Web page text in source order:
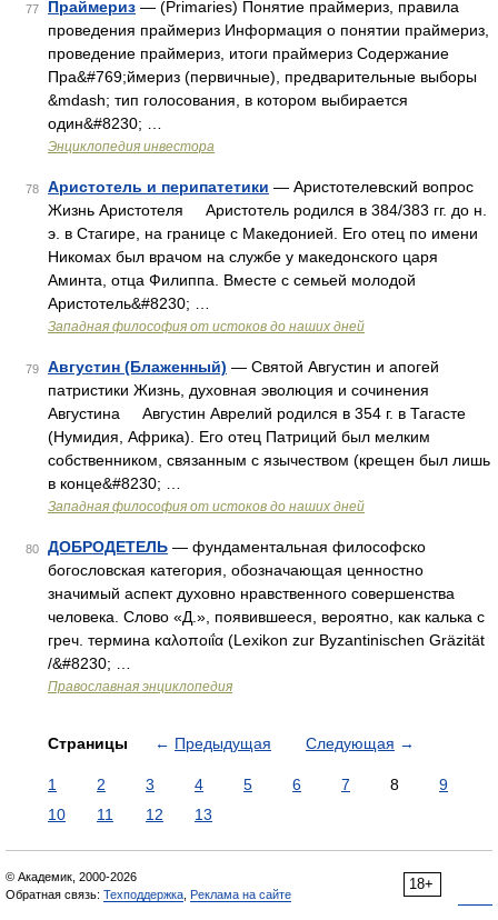
77 Праймериз — (Primaries) Понятие праймериз, правила
проведения праймериз Информация о понятии праймериз,
проведение праймериз, итоги праймериз Содержание
Пра&#769;ймериз (первичные), предварительные выборы
&mdash; тип голосования, в котором выбирается
один&#8230; …
Энциклопедия инвестора
78 Аристотель и перипатетики — Аристотелевский вопрос
Жизнь Аристотеля Аристотель родился в 384/383 гг. до н.
э. в Стагире, на границе с Македонией. Его отец по имени
Никомах был врачом на службе у македонского царя
Аминта, отца Филиппа. Вместе с семьей молодой
Аристотель&#8230; …
Западная философия от истоков до наших дней
79 Августин (Блаженный) — Святой Августин и апогей
патристики Жизнь, духовная эволюция и сочинения
Августина Августин Аврелий родился в 354 г. в Тагасте
(Нумидия, Африка). Его отец Патриций был мелким
собственником, связанным с язычеством (крещен был лишь
в конце&#8230; …
Западная философия от истоков до наших дней
80 ДОБРОДЕТЕЛЬ — фундаментальная философско
богословская категория, обозначающая ценностно
значимый аспект духовно нравственного совершенства
человека. Слово «Д.», появившееся, вероятно, как калька с
греч. термина καλοποιΐα (Lexikon zur Byzantinischen Gräzität
/&#8230; …
Православная энциклопедия
Страницы ← Предыдущая Следующая →
1 2 3 4 5 6 7 8
9
10
11 12 13
18+
© Академик, 2000-2026
Обратная связь: Техподдержка Реклама на сайте